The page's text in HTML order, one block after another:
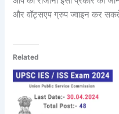
और वॉट्सएप ग्रुप ज्वाइन कर
Related